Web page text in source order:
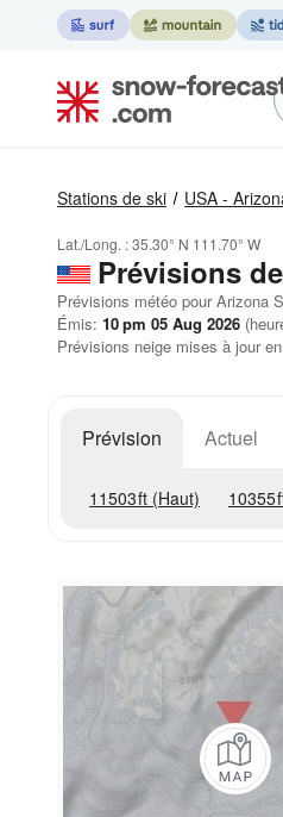
Stations de ski USA -
Lat./Long. :35.30° N 111.70° W
Prévisions
Prévisions météo pour Arizona
Émis: 10 pm 05 Aug 2026
Prévisions neige mises à jour en
Prévision Actuel
11503ft (Haut) 10355